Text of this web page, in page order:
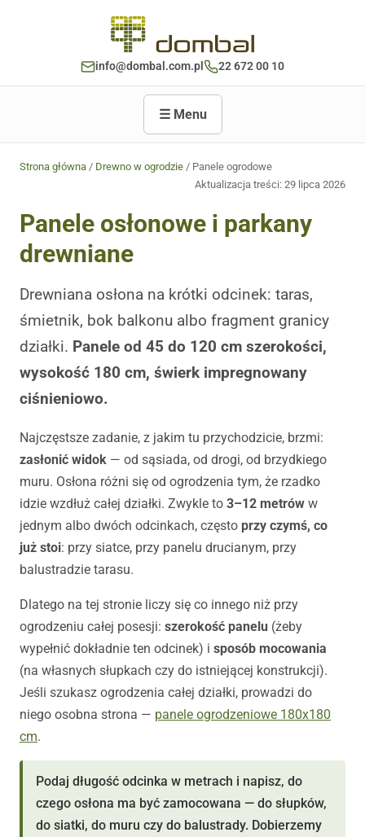
info@dombal.com.pl 22 672 00 10
☰ Menu
Strona główna / Drewno w ogrodzie / Panele ogrodowe
Aktualizacja treści: 29 lipca 2026
Panele osłonowe i parkany
drewniane
Drewniana osłona na krótki odcinek: taras,
śmietnik, bok balkonu albo fragment granicy
działki. Panele od 45 do 120 cm szerokości,
wysokość 180 cm, świerk impregnowany
ciśnieniowo.
Najczęstsze zadanie, z jakim tu przychodzicie, brzmi:
zasłonić widok — od sąsiada, od drogi, od brzydkiego
muru. Osłona różni się od ogrodzenia tym, że rzadko
idzie wzdłuż całej działki. Zwykle to 3–12 metrów w
jednym albo dwóch odcinkach, często przy czymś, co
już stoi: przy siatce, przy panelu drucianym, przy
balustradzie tarasu.
Dlatego na tej stronie liczy się co innego niż przy
ogrodzeniu całej posesji: szerokość panelu (żeby
wypełnić dokładnie ten odcinek) i sposób mocowania
(na własnych słupkach czy do istniejącej konstrukcji).
Jeśli szukasz ogrodzenia całej działki, prowadzi do
niego osobna strona — panele ogrodzeniowe 180x180
cm.
Podaj długość odcinka w metrach i napisz, do
czego osłona ma być zamocowana — do słupków,
do siatki, do muru czy do balustrady. Dobierzemy